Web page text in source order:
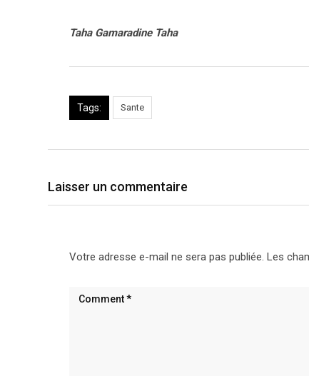
Taha Gamaradine Taha
Tags: Sante
Laisser un commentaire
Votre adresse e-mail ne sera pas publiée. Les